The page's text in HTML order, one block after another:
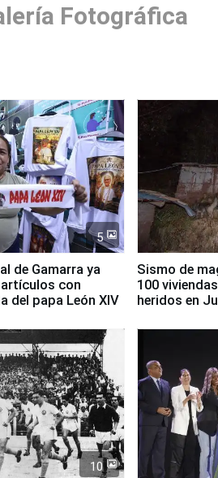
Fotográfica
5
de Gamarra ya
con
del papa León XIV
Sismo de
100
heridos en
10